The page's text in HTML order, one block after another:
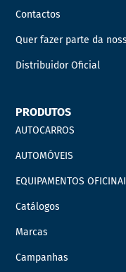
Contactos
Quer fazer parte da
Distribuidor Oficial
PRODUTOS
AUTOCARROS
AUTOMÓVEIS
EQUIPAMENTOS
Catálogos
Marcas
Campanhas